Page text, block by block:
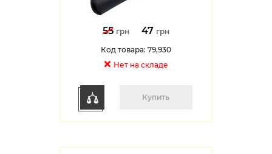
55 грн 47 грн
Код товара: 79,930
Нет на cкладе
Купить